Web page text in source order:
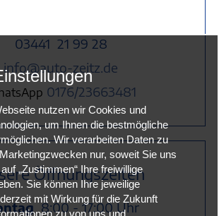
03441 21 99 28
info@auto-zeitz.de
0176/23663481
Öffnungszeiten
8:00 - 17:00 Uhr
nutzen wir Cookies und
um Ihnen die bestmögliche
Wir verarbeiten Daten zu
nur, soweit Sie uns
„Zustimmen“ Ihre freiwillige
Sie können Ihre jeweilige
mit Wirkung für die Zukunft